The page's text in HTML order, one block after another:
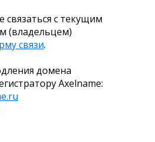
с текущим
(владельцем)
связи.
домена
Axelname: